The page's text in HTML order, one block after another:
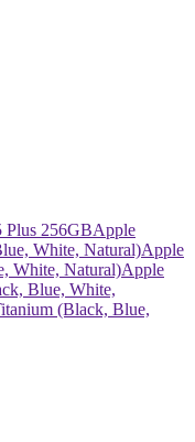
Plus 256GBApple
White, Natural)Apple
White, Natural)Apple
Blue, White,
(Black, Blue,